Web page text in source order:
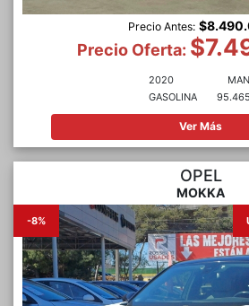
Precio Antes:
Precio Oferta:
2020
GASOLINA
Ver Más
OPEL
MOKKA
-8%